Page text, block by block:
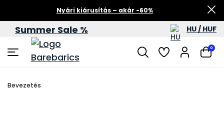
Nyári kiárusítás – akár -60%
Summer Sale % HU / HUF
0
Bevezetés